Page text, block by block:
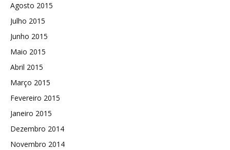
Agosto 2015
Julho 2015
Junho 2015
Maio 2015
Abril 2015
Março 2015
Fevereiro 2015
Janeiro 2015
Dezembro 2014
Novembro 2014